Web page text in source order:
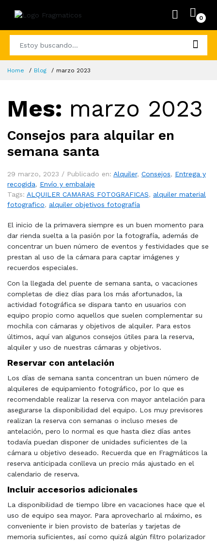
0
Home Blog marzo 2023
Mes: marzo 2023
Consejos para alquilar en
semana santa
29 marzo, 2023 / Publicado en: Alquiler, Consejos, Entrega y
recogida, Envío y embalaje
Tags: ALQUILER CAMARAS FOTOGRAFICAS, alquiler material
fotografico, alquiler objetivos fotografía
El inicio de la primavera siempre es un buen momento para
dar rienda suelta a la pasión por la fotografía, además de
concentrar un buen número de eventos y festividades que se
prestan al uso de la cámara para captar imágenes y
recuerdos especiales.
Con la llegada del puente de semana santa, o vacaciones
completas de diez días para los más afortunados, la
actividad fotográfica se dispara tanto en usuarios con
equipo propio como aquellos que suelen complementar su
mochila con cámaras y objetivos de alquiler. Para estos
últimos, aquí van algunos consejos útiles para la reserva,
alquiler y uso de nuestras cámaras y objetivos.
Reservar con antelación
Los días de semana santa concentran un buen número de
alquileres de equipamiento fotográfico, por lo que es
recomendable realizar la reserva con mayor antelación para
asegurarse la disponibilidad del equipo. Los muy previsores
realizan la reserva con semanas o incluso meses de
antelación, pero lo normal es que hasta diez días antes
todavía puedan disponer de unidades suficientes de la
cámara u objetivo deseado. Recuerda que en Fragmáticos la
reserva anticipada conlleva un precio más ajustado en el
calendario de reserva.
Incluir accesorios adicionales
La disponibilidad de tiempo libre en vacaciones hace que el
uso de equipo sea mayor. Para aprovecharlo al máximo, es
conveniente ir bien provisto de baterías y tarjetas de
memoria suficientes, así como quizá algún filtro polarizador